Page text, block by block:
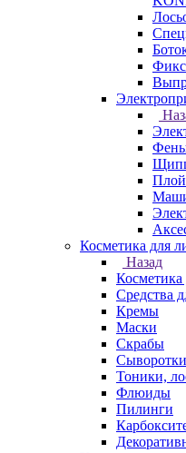
Косметика для
Назад
Косметика
Средства
Кремы
Маски
Скрабы
Сыворотки
Тоники,
Флюиды
Пилинги